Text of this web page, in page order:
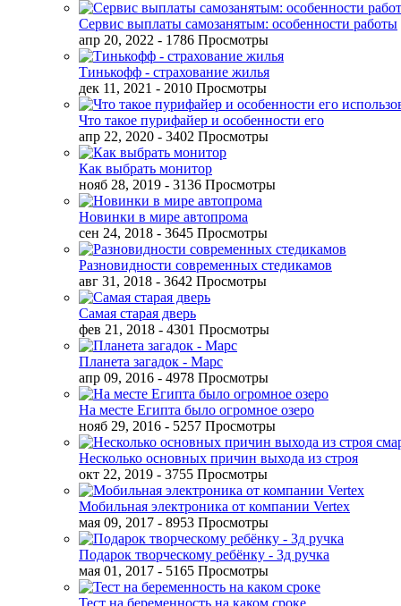
Сервис выплаты самозанятым: особенности работы
апр 20, 2022 - 1786 Просмотры
Тинькофф - страхование жилья
дек 11, 2021 - 2010 Просмотры
Что такое пурифайер и особенности его
апр 22, 2020 - 3402 Просмотры
Как выбрать монитор
нояб 28, 2019 - 3136 Просмотры
Новинки в мире автопрома
сен 24, 2018 - 3645 Просмотры
Разновидности современных стедикамов
авг 31, 2018 - 3642 Просмотры
Самая старая дверь
фев 21, 2018 - 4301 Просмотры
Планета загадок - Марс
апр 09, 2016 - 4978 Просмотры
На месте Египта было огромное озеро
нояб 29, 2016 - 5257 Просмотры
Несколько основных причин выхода из строя
окт 22, 2019 - 3755 Просмотры
Мобильная электроника от компании Vertex
мая 09, 2017 - 8953 Просмотры
Подарок творческому ребёнку - 3д ручка
мая 01, 2017 - 5165 Просмотры
Тест на беременность на каком сроке